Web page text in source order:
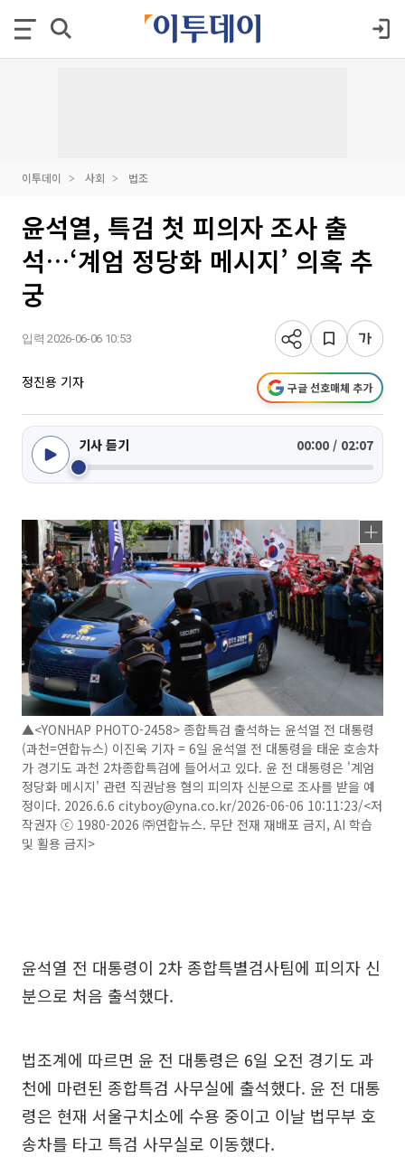
이투데이 사회 법조
윤석열, 특검 첫 피의자 조사 출
석…‘계엄 정당화 메시지’ 의혹 추
궁
입력 2026-06-06 10:53
정진용 기자 구글 선호매체 추가
기사 듣기 00:00 / 02:07
▲<YONHAP PHOTO-2458> 종합특검 출석하는 윤석열 전 대통령
(과천=연합뉴스) 이진욱 기자 = 6일 윤석열 전 대통령을 태운 호송차
가 경기도 과천 2차종합특검에 들어서고 있다. 윤 전 대통령은 '계엄
정당화 메시지' 관련 직권남용 혐의 피의자 신분으로 조사를 받을 예
정이다. 2026.6.6 cityboy@yna.co.kr/2026-06-06 10:11:23/<저
작권자 ⓒ 1980-2026 ㈜연합뉴스. 무단 전재 재배포 금지, AI 학습
및 활용 금지>
윤석열 전 대통령이 2차 종합특별검사팀에 피의자 신
분으로 처음 출석했다.
법조계에 따르면 윤 전 대통령은 6일 오전 경기도 과
천에 마련된 종합특검 사무실에 출석했다. 윤 전 대통
령은 현재 서울구치소에 수용 중이고 이날 법무부 호
송차를 타고 특검 사무실로 이동했다.